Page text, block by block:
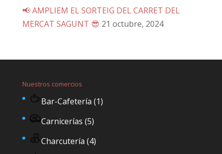
📢 AMPLIEM EL SORTEIG DEL CARRET DEL
MERCAT SAGUNT 😎 21 octubre, 2024
Nuestros comercios
Bar-Cafetería (1)
Carnicerías (5)
Charcutería (4)